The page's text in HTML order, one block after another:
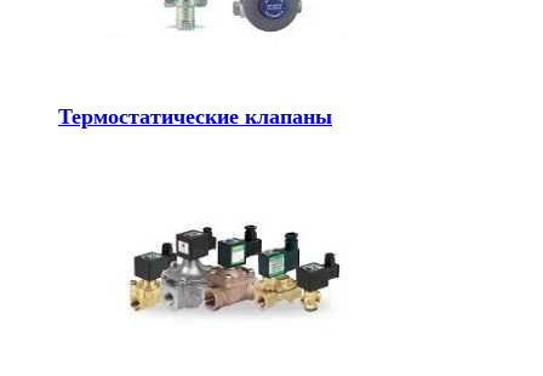
Термостатические клапаны